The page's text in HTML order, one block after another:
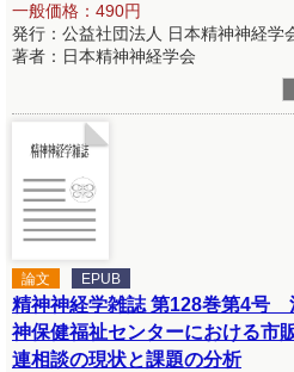
一般価格：490円
発行：公益社団法人 日本精神神経学
著者：日本精神神経学会
論文 EPUB
精神神経学雑誌 第128巻第4号
神保健福祉センターにおける市
連相談の現状と課題の分析